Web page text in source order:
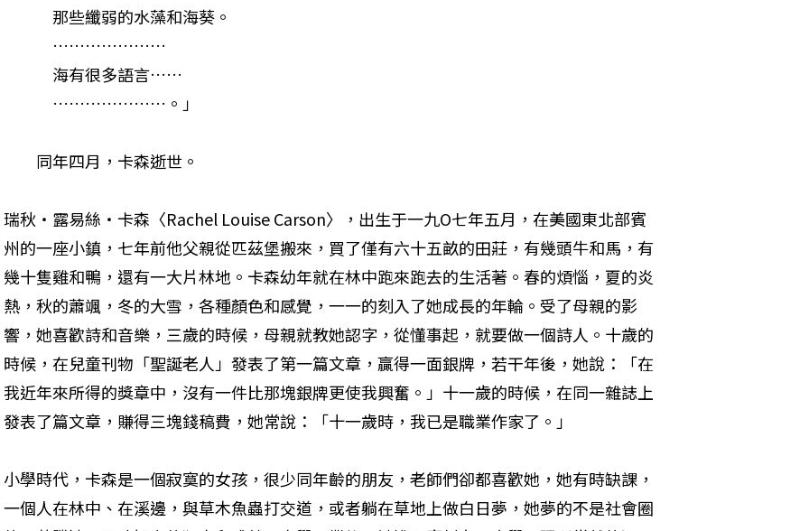
那些纖弱的水藻和海葵。
…………………
海有很多語言……
…………………。」
同年四月，卡森逝世。
瑞秋‧露易絲‧卡森〈Rachel Louise Carson〉，出生于一九O七年五月，在美國東北部賓
州的一座小鎮，七年前他父親從匹茲堡搬來，買了僅有六十五畝的田莊，有幾頭牛和馬，有
幾十隻雞和鴨，還有一大片林地。卡森幼年就在林中跑來跑去的生活著。春的煩惱，夏的炎
熱，秋的蕭颯，冬的大雪，各種顏色和感覺，一一的刻入了她成長的年輪。受了母親的影
響，她喜歡詩和音樂，三歲的時候，母親就教她認字，從懂事起，就要做一個詩人。十歲的
時候，在兒童刊物「聖誕老人」發表了第一篇文章，贏得一面銀牌，若干年後，她說：「在
我近年來所得的獎章中，沒有一件比那塊銀牌更使我興奮。」十一歲的時候，在同一雜誌上
發表了篇文章，賺得三塊錢稿費，她常說：「十一歲時，我已是職業作家了。」
小學時代，卡森是一個寂寞的女孩，很少同年齡的朋友，老師們卻都喜歡她，她有時缺課，
一個人在林中、在溪邊，與草木魚蟲打交道，或者躺在草地上做白日夢，她夢的不是社會圈